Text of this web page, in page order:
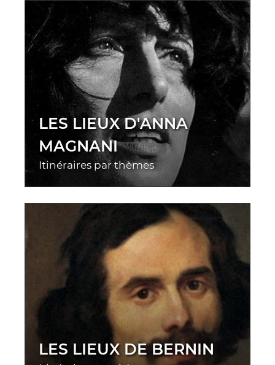
LES LIEUX D'ANNA
MAGNANI
Itinéraires par thèmes
LES LIEUX DE BERNIN